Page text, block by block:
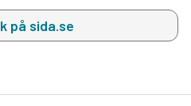
sökförslag kommer att visas